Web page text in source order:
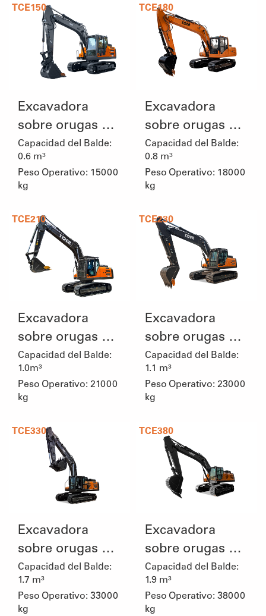
TCE150
Excavadora
sobre orugas de
15 toneladas
Capacidad del Balde:
0.6 m³
Peso Operativo: 15000
kg
TCE180
Excavadora
sobre orugas de
18 toneladas
Capacidad del Balde:
0.8 m³
Peso Operativo: 18000
kg
TCE210
Excavadora
sobre orugas de
21 toneladas
Capacidad del Balde:
1.0m³
Peso Operativo: 21000
kg
TCE230
Excavadora
sobre orugas de
23 toneladas
Capacidad del Balde:
1.1 m³
Peso Operativo: 23000
kg
TCE330
Excavadora
sobre orugas de
33 toneladas
Capacidad del Balde:
1.7 m³
Peso Operativo: 33000
kg
TCE380
Excavadora
sobre orugas de
38 toneladas
Capacidad del Balde:
1.9 m³
Peso Operativo: 38000
kg